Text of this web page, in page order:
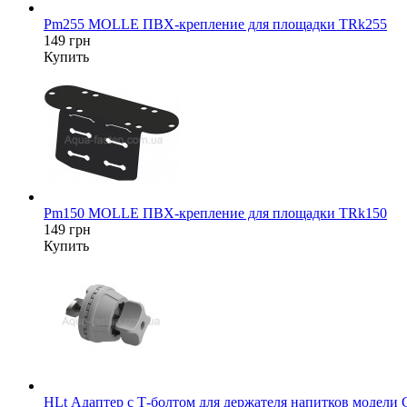
Pm255 MOLLE ПВХ-крепление для площадки TRk255
149 грн
Купить
Pm150 MOLLE ПВХ-крепление для площадки TRk150
149 грн
Купить
HLt Адаптер c Т-болтом для держателя напитков модели